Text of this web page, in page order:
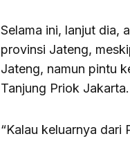
Selama ini, lanjut dia,
provinsi Jateng,
Jateng, namun pintu
Tanjung Priok Jakarta.
“Kalau keluarnya dari